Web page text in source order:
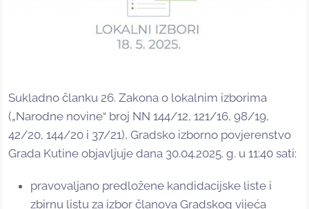
Sukladno članku 26. Zakona o lokalnim izborima
(„Narodne novine“ broj NN 144/12, 121/16, 98/19,
42/20, 144/20 i 37/21), Gradsko izborno povjerenstvo
Grada Kutine objavljuje dana 30.04.2025. g. u 11:40 sati:
pravovaljano predložene kandidacijske liste i
zbirnu listu za izbor članova Gradskog vijeća